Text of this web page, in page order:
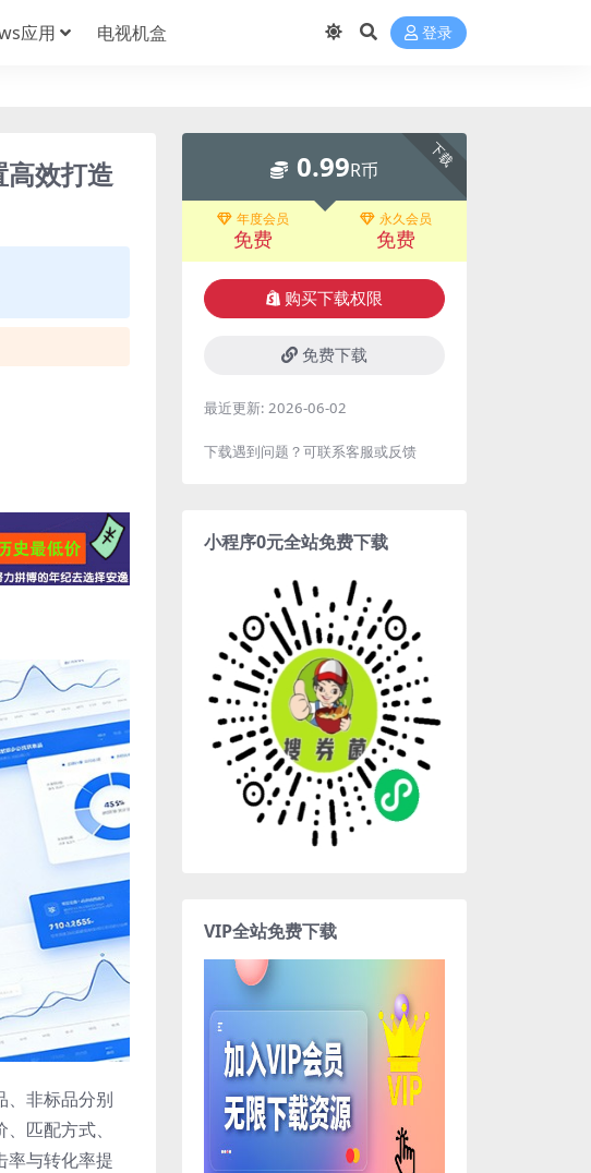
应用 电视机盒 登录
高效打造
、非标品分别
匹配方式、
率与转化率提
下载
0.99R币
年度会员
免费
永久会员
免费
购买下载权限
免费下载
最近更新: 2026-06-02
下载遇到问题？可联系客服或反馈
小程序0元全站免费下载
VIP全站免费下载